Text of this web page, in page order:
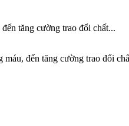
tăng cường trao đổi chất...
đến tăng cường trao đổi